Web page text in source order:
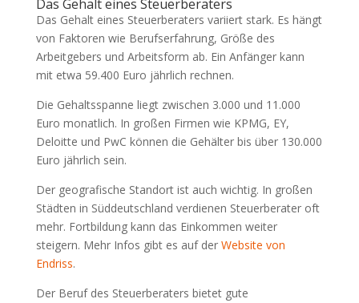
Das Gehalt eines Steuerberaters
Das Gehalt eines Steuerberaters variiert stark. Es hängt
von Faktoren wie Berufserfahrung, Größe des
Arbeitgebers und Arbeitsform ab. Ein Anfänger kann
mit etwa 59.400 Euro jährlich rechnen.
Die Gehaltsspanne liegt zwischen 3.000 und 11.000
Euro monatlich. In großen Firmen wie KPMG, EY,
Deloitte und PwC können die Gehälter bis über 130.000
Euro jährlich sein.
Der geografische Standort ist auch wichtig. In großen
Städten in Süddeutschland verdienen Steuerberater oft
mehr. Fortbildung kann das Einkommen weiter
steigern. Mehr Infos gibt es auf der Website von
Endriss.
Der Beruf des Steuerberaters bietet gute